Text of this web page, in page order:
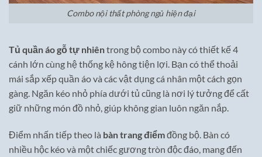
Combo nội thất phòng ngủ hiện đại
Tủ quần áo gỗ tự nhiêntrong bộ combo này có thiết kế 4
cánh lớn cùng hệ thống kệ hông tiện lợi. Bạn có thể thoải
mái sắp xếp quần áo và các vật dụng cá nhân một cách gọn
gàng. Ngăn kéo nhỏ phía dưới tủ cũng là nơi lý tưởng để cất
giữ những món đồ nhỏ, giúp không gian luôn ngăn nắp.
Điểm nhấn tiếp theo là bàn trang điểmđồng bộ. Bàn có
nhiều hộc kéo và một chiếc gương tròn độc đáo, mang đến